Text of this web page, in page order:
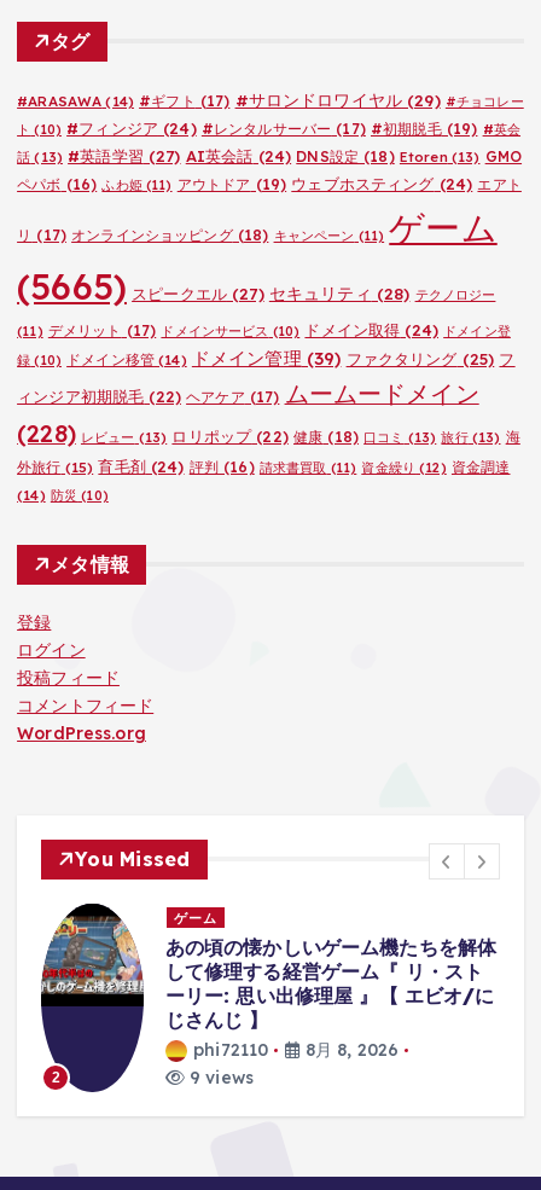
ゴ
タグ
#ARASAWA (14) #ギフト (17) #サロンドロワイヤル(29) #チョコレー
ト (10) #フィンジア (24) #レンタルサーバー (17) #初期脱毛(19) #英会
話 (13) #英語学習 (27) AI英会話 (24) DNS設定 (18) Etoren(13) GMO
ペパボ (16) ふわ姫(11) アウトドア (19) ウェブホスティング (24) エアト
リ (17) オンラインショッピング(18) キャンペーン (11) ゲーム
(5665) スピークエル(27) セキュリティ (28) テクノロジー
(11) デメリット (17) ドメインサービス (10) ドメイン取得 (24) ドメイン登
録 (10) ドメイン移管(14) ドメイン管理 (39) ファクタリング (25) フ
ィンジア初期脱毛 (22) ヘアケア (17) ムームードメイン
(228) レビュー (13) ロリポップ(22) 健康 (18) 口コミ (13) 旅行(13) 海
外旅行 (15) 育毛剤(24) 評判 (16) 請求書買取 (11) 資金繰り (12) 資金調達
(14) 防災 (10)
メタ情報
登録
ログイン
投稿フィード
コメントフィード
WordPress.org
You Missed
あの頃の懐かしいゲーム機たちを解体
して修理する経営ゲーム『 リ・スト
ーリー: 思い出修理屋 』【 エビオ/に
じさんじ 】
phi72110
8月 8, 2026
9 views